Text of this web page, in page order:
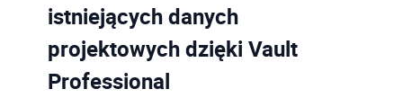
istniejących danych
projektowych dzięki Vault
Professional